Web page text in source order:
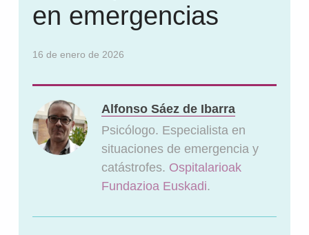
en emergencias
16 de enero de 2026
Alfonso Sáez de Ibarra
Psicólogo. Especialista en
situaciones de emergencia y
catástrofes. Ospitalarioak
Fundazioa Euskadi.